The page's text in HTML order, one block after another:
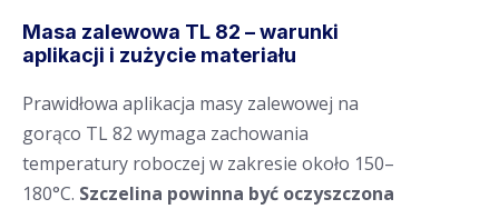
Masa zalewowa TL 82 – warunki
aplikacji i zużycie materiału
Prawidłowa aplikacja masy zalewowej na
gorąco TL 82 wymaga zachowania
temperatury roboczej w zakresie około 150–
180°C. Szczelina powinna być oczyszczona